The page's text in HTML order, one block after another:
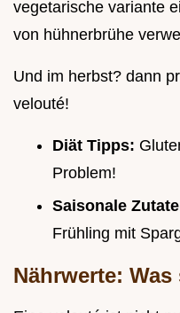
vegetarische variante
von hühnerbrühe
Und im herbst? dann
velouté!
Diät Tipps:
Problem!
Saisonale
Frühling mit
Nährwerte: